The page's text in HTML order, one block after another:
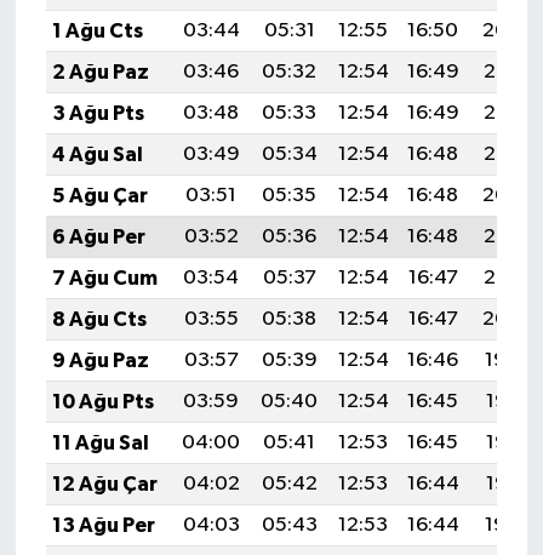
1 Ağu Cts
03:44 05:31 12:55 16:50
20:09
2 Ağu Paz
03:46 05:32 12:54 16:49
20:07
3 Ağu Pts
03:48 05:33 12:54 16:49
20:06
4 Ağu Sal
03:49 05:34 12:54 16:48
20:05
5 Ağu Çar
03:51 05:35 12:54 16:48
20:04
6 Ağu Per
03:52 05:36 12:54 16:48
20:03
7 Ağu Cum
03:54 05:37 12:54 16:47
20:02
8 Ağu Cts
03:55 05:38 12:54 16:47
20:00
9 Ağu Paz
03:57 05:39 12:54 16:46
19:59
10 Ağu Pts
03:59 05:40 12:54 16:45
19:58
11 Ağu Sal
04:00 05:41 12:53 16:45
19:56
12 Ağu Çar
04:02 05:42 12:53 16:44
19:55
13 Ağu Per
04:03 05:43 12:53 16:44
19:54